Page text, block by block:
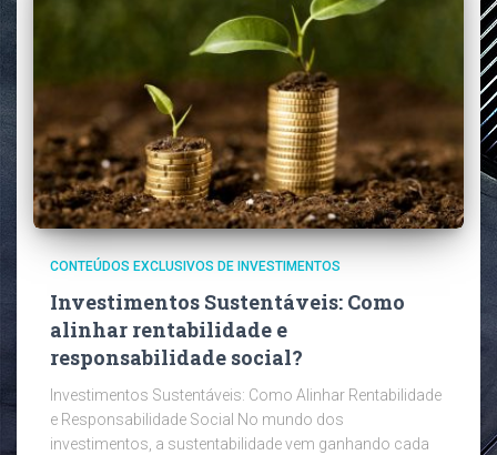
CONTEÚDOS EXCLUSIVOS DE INVESTIMENTOS
Investimentos Sustentáveis: Como
alinhar rentabilidade e
responsabilidade social?
Investimentos Sustentáveis: Como Alinhar Rentabilidade
e Responsabilidade Social No mundo dos
investimentos, a sustentabilidade vem ganhando cada